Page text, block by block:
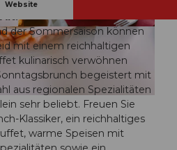
| CC-BY-NC-ND
ND
© UNESCO Biosphäre Entlebuch / Laila Bosco
Website
der Sommersaison können
mit einem reichhaltigen
kulinarisch verwöhnen
begeistert mit
aus regionalen Spezialitäten
sehr beliebt. Freuen Sie
Klassiker, ein reichhaltiges
warme Speisen mit